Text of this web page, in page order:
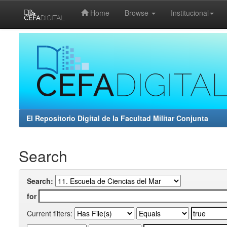
Home Browse Institucional
El Repositorio Digital de la Facultad Militar Conjunta
Search
Search:
for
Current filters: